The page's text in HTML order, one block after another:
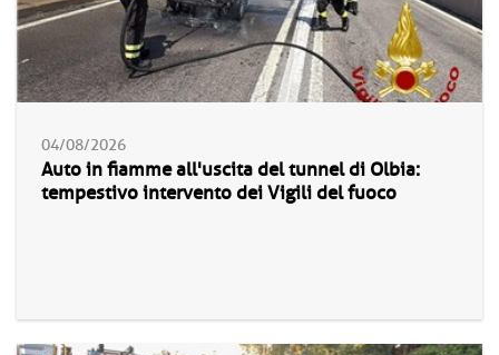
04/08/2026
Auto in fiamme all'uscita del tunnel di Olbia:
tempestivo intervento dei Vigili del fuoco